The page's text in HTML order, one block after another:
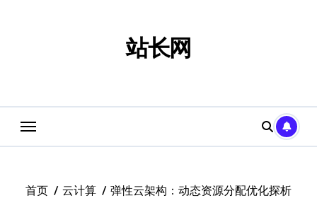
站长网
首页 云计算 弹性云架构：动态资源分配优化探析